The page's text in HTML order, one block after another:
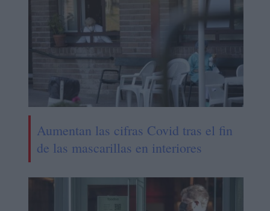
Aumentan las cifras Covid tras el fin
de las mascarillas en interiores